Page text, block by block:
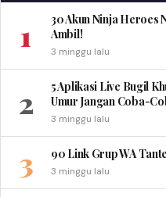
1
30 Akun Ninja Heroes
Ambil!
3 minggu lalu
2
5 Aplikasi Live Bugil
Umur Jangan Coba-
3 minggu lalu
3 90 Link Grup WA
3 minggu lalu